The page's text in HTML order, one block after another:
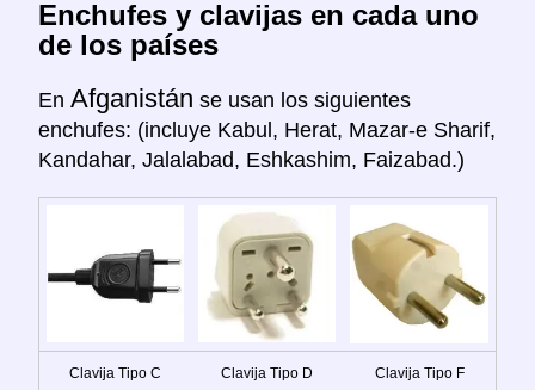
Enchufes y clavijas en cada uno
de los países
En Afganistán se usan los siguientes
enchufes: (incluye Kabul, Herat, Mazar-e Sharif,
Kandahar, Jalalabad, Eshkashim, Faizabad.)
Clavija Tipo C Clavija Tipo D Clavija Tipo F